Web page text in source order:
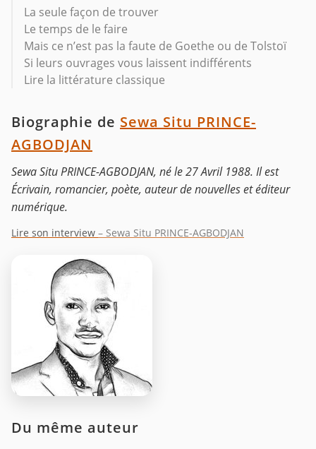
La seule façon de trouver
Le temps de le faire
Mais ce n’est pas la faute de Goethe ou de Tolstoï
Si leurs ouvrages vous laissent indifférents
Lire la littérature classique
Biographie de Sewa Situ PRINCE-
AGBODJAN
Sewa Situ PRINCE-AGBODJAN, né le 27 Avril 1988. Il est
Écrivain, romancier, poète, auteur de nouvelles et éditeur
numérique.
Lire son interview – Sewa Situ PRINCE-AGBODJAN
Du même auteur